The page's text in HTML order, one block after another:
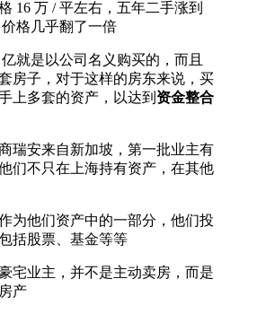
16 万 / 平左右，五年二手涨到
格几乎翻了一倍
就是以公司名义购买的，而且
房子，对于这样的房东来说，买
上多套的资产，以达到 资金整合
瑞安来自新加坡，第一批业主有
们不只在上海持有资产，在其他
为他们资产中的一部分，他们投
括股票、基金等等
宅业主，并不是主动卖房，而是
产